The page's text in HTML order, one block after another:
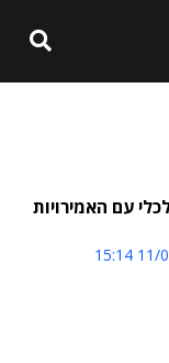
עם האמירויות
11/